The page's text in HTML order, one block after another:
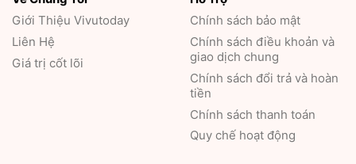
Giới Thiệu Vivutoday
Liên Hệ
Giá trị cốt lõi
Chính sách bảo mật
Chính sách điều khoản và
giao dịch chung
Chính sách đổi trả và hoàn
tiền
Chính sách thanh toán
Quy chế hoạt động